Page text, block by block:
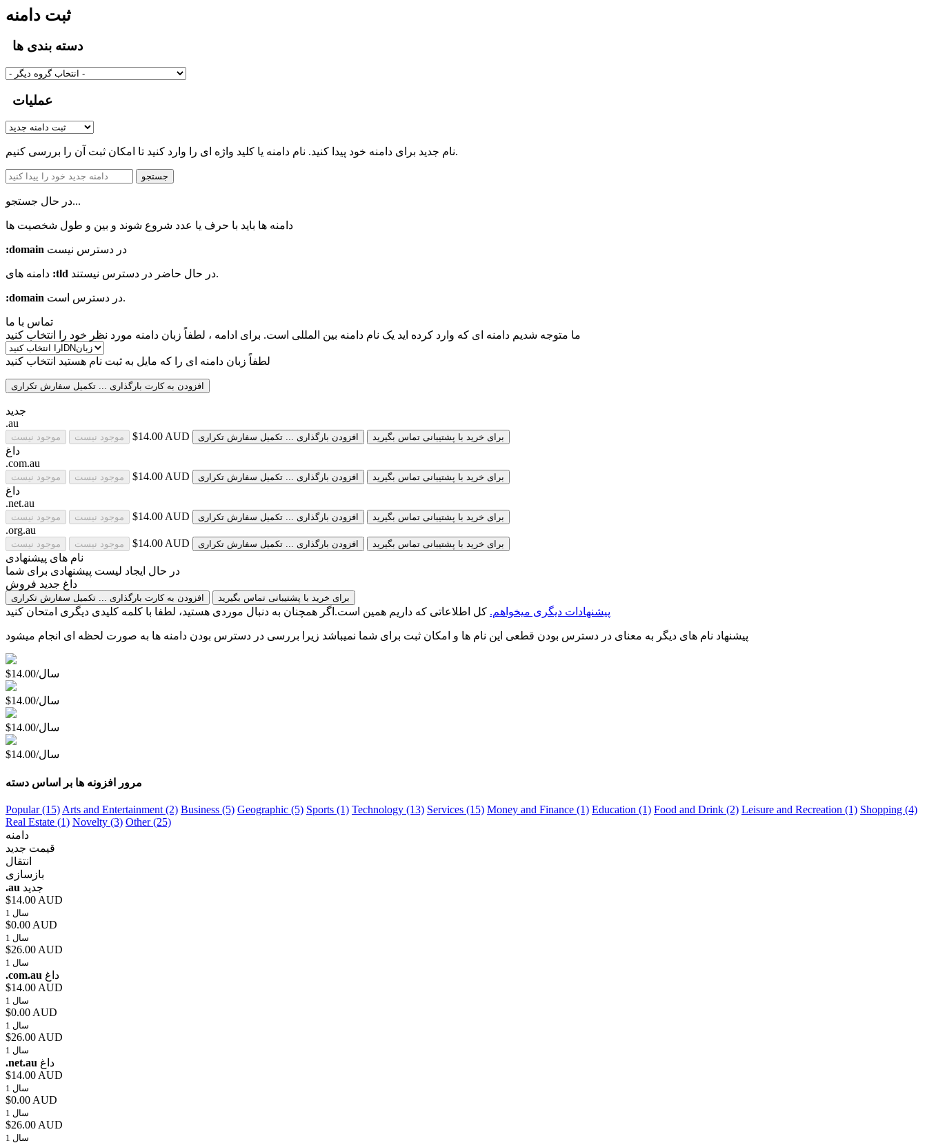
ثبت دامنه
دسته بندی ها
عملیات
نام جدید برای دامنه خود پیدا کنید. نام دامنه یا کلید واژه ای را وارد کنید تا امکان ثبت آن را بررسی کنیم.
جستجو
در حال جستجو...
دامنه ها باید با حرف یا عدد شروع شوند و بین و طول شخصیت ها
:domain در دسترس نیست
:tld در حال حاضر در دسترس نیستند.
:domain در دسترس است.
تماس با ما
ما متوجه شدیم دامنه ای که وارد کرده اید یک نام دامنه بین المللی است. برای ادامه ، لطفاً زبان دامنه مورد نظر خود را انتخاب کنید
لطفاً زبان دامنه ای را که مایل به ثبت نام هستید انتخاب کنید
افزودن به کارت بارگذاری ... تکمیل سفارش تکراری
جدید
.au
موجود نیست موجود نیست $14.00 AUD افزودن بارگذاری ... تکمیل سفارش تکراری برای خرید با پشتیبانی تماس بگیرید
داغ
.com.au
موجود نیست موجود نیست $14.00 AUD افزودن بارگذاری ... تکمیل سفارش تکراری برای خرید با پشتیبانی تماس بگیرید
داغ
.net.au
موجود نیست موجود نیست $14.00 AUD افزودن بارگذاری ... تکمیل سفارش تکراری برای خرید با پشتیبانی تماس بگیرید
.org.au
موجود نیست موجود نیست $14.00 AUD افزودن بارگذاری ... تکمیل سفارش تکراری برای خرید با پشتیبانی تماس بگیرید
نام های پیشنهادی
در حال ایجاد لیست پیشنهادی برای شما
داغ جدید فروش
افزودن به کارت بارگذاری ... تکمیل سفارش تکراری برای خرید با پشتیبانی تماس بگیرید
پیشنهادات دیگری میخواهم. کل اطلاعاتی که داریم همین است.اگر همچنان به دنبال موردی هستید، لطفا با کلمه کلیدی دیگری امتحان کنید
پیشنهاد نام های دیگر به معنای در دسترس بودن قطعی این نام ها و امکان ثبت برای شما نمیباشد زیرا بررسی در دسترس بودن دامنه ها به صورت لحظه ای انجام میشود
$14.00/سال
$14.00/سال
$14.00/سال
$14.00/سال
مرور افزونه ها بر اساس دسته
Popular (15) Arts and Entertainment (2) Business (5) Geographic (5) Sports (1) Technology (13) Services (15) Money and Finance (1) Education (1) Food and Drink (2) Leisure and Recreation (1) Shopping (4)
Real Estate (1) Novelty (3) Other (25)
دامنه
قیمت جدید
انتقال
بازسازی
.au جدید
$14.00 AUD
1 سال
$0.00 AUD
1 سال
$26.00 AUD
1 سال
.com.au داغ
$14.00 AUD
1 سال
$0.00 AUD
1 سال
$26.00 AUD
1 سال
.net.au داغ
$14.00 AUD
1 سال
$0.00 AUD
1 سال
$26.00 AUD
1 سال